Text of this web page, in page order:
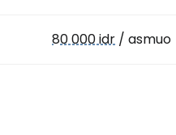
80 000 idr / asmuo